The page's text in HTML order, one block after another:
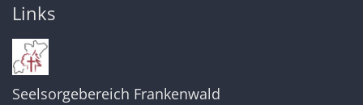
Links
Seelsorgebereich Frankenwald